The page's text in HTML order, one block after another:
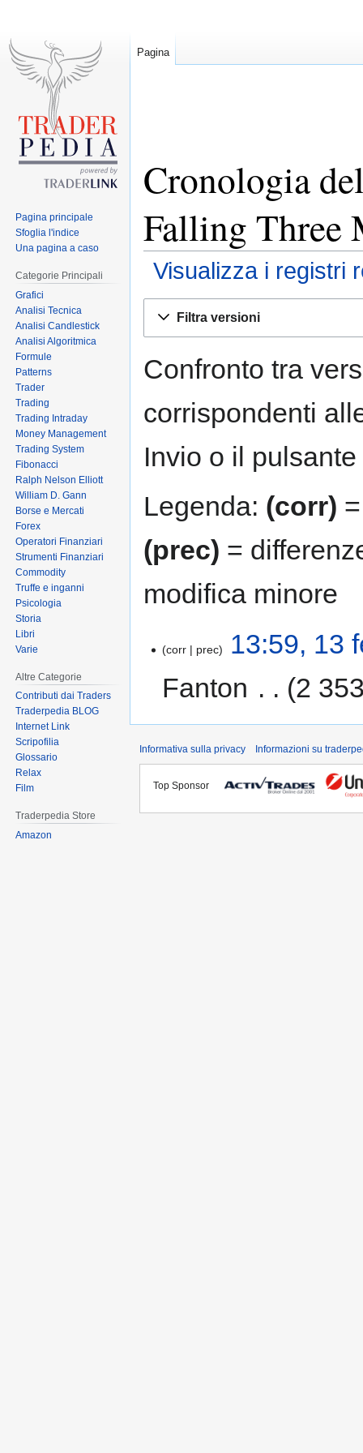
Cronologia
Falling Three
Visualizza i registri
Filtra versioni
Confronto tra
corrispondenti
Invio o il
Legenda: (corr)
(prec) =
modifica minore
corr prec
13:59, 13
Fanton
2
Pagina
Pagina principale
Sfoglia l'indice
Una pagina a caso
Categorie Principali
Grafici
Analisi Tecnica
Analisi Candlestick
Analisi Algoritmica
Formule
Patterns
Trader
Trading
Trading Intraday
Money Management
Trading System
Fibonacci
Ralph Nelson Elliott
William D. Gann
Borse e Mercati
Forex
Operatori Finanziari
Strumenti Finanziari
Commodity
Truffe e inganni
Psicologia
Storia
Libri
Varie
Altre Categorie
Contributi dai Traders
Traderpedia BLOG
Internet Link
Scripofilia
Glossario
Relax
Film
Traderpedia Store
Amazon
Informativa sulla privacy Informazioni su
Top Sponsor